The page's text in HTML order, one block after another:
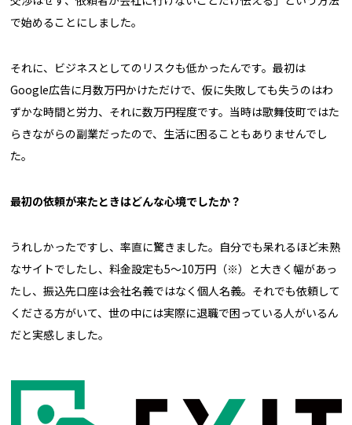
で始めることにしました。
それに、ビジネスとしてのリスクも低かったんです。最初は
Google広告に月数万円かけただけで、仮に失敗しても失うのはわ
ずかな時間と労力、それに数万円程度です。当時は歌舞伎町ではた
らきながらの副業だったので、生活に困ることもありませんでし
た。
――最初の依頼が来たときはどんな心境でしたか？
うれしかったですし、率直に驚きました。自分でも呆れるほど未熟
なサイトでしたし、料金設定も5〜10万円（※）と大きく幅があっ
たし、振込先口座は会社名義ではなく個人名義。それでも依頼して
くださる方がいて、世の中には実際に退職で困っている人がいるん
だと実感しました。